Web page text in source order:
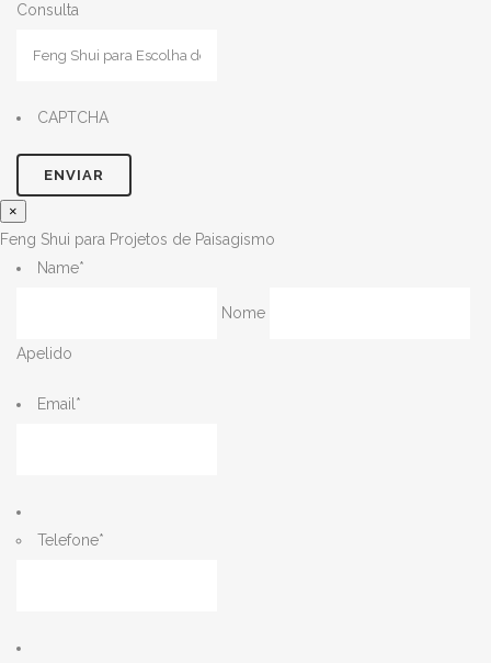
Consulta
CAPTCHA
×
Feng Shui para Projetos de Paisagismo
Name*
Nome
Apelido
Email *
Telefone*